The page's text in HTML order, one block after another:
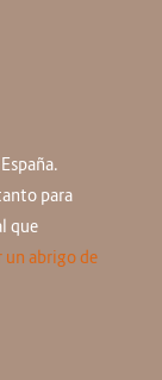
para
que
un abrigo de